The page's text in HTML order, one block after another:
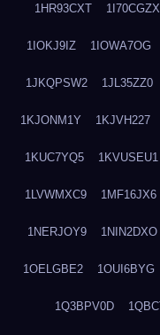
1HR93CXT 1I70CGZX
1IOKJ9IZ 1IOWA7OG
1JKQPSW2 1JL35ZZ0
1KJONM1Y 1KJVH227
1KUC7YQ5 1KVUSEU1
1LVWMXC9 1MF16JX6
1NERJOY9 1NIN2DXO
1OELGBE2 1OUI6BYG
1Q3BPV0D